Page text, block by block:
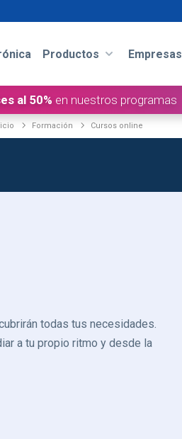
Productos Empresas
al 50% en nuestros programas
Formación cursos online
todas tus necesidades.
a tu propio ritmo y desde la